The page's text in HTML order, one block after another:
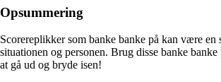
Opsummering
Scorereplikker som banke banke på kan være
situationen og personen. Brug disse banke
at gå ud og bryde isen!